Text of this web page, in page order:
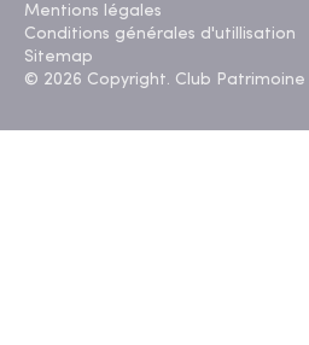
Mentions légales
Conditions générales d'utillisation
Sitemap
© 2026 Copyright. Club Patrimoine